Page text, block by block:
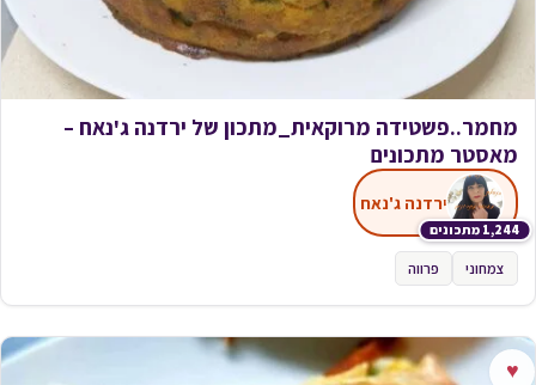
מחמר..פשטידה מרוקאית_מתכון של ירדנה ג'נאח –
מאסטר מתכונים
1,244 מתכונים
ירדנה ג'נאח
צמחוני פרווה
♥